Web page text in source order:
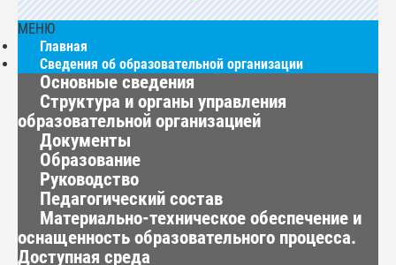
МЕНЮ
Главная
Сведения об образовательной организации
Основные сведения
Структура и органы управления
образовательной организацией
Документы
Образование
Руководство
Педагогический состав
Материально-техническое обеспечение и
оснащенность образовательного процесса.
Доступная среда